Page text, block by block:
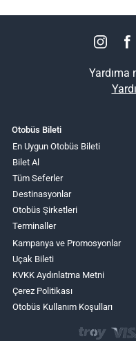
Yardıma
Otobüs Bileti
En Uygun Otobüs Bileti
Bilet Al
Tüm Seferler
Destinasyonlar
Otobüs Şirketleri
Terminaller
Kampanya ve Promosyonlar
Uçak Bileti
KVKK Aydınlatma Metni
Çerez Politikası
Otobüs Kullanım Koşulları